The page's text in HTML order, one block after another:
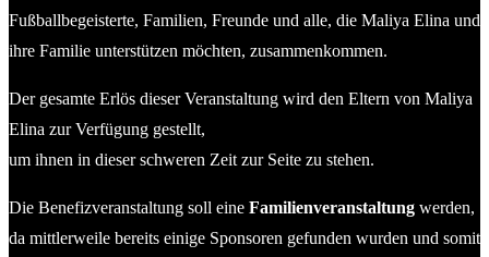
Fußballbegeisterte, Familien, Freunde und alle, die Maliya Elina und
ihre Familie unterstützen möchten, zusammenkommen.
Der gesamte Erlös dieser Veranstaltung wird den Eltern von Maliya
Elina zur Verfügung gestellt,
um ihnen in dieser schweren Zeit zur Seite zu stehen.
Die Benefizveranstaltung soll eine Familienveranstaltung werden,
da mittlerweile bereits einige Sponsoren gefunden wurden und somit